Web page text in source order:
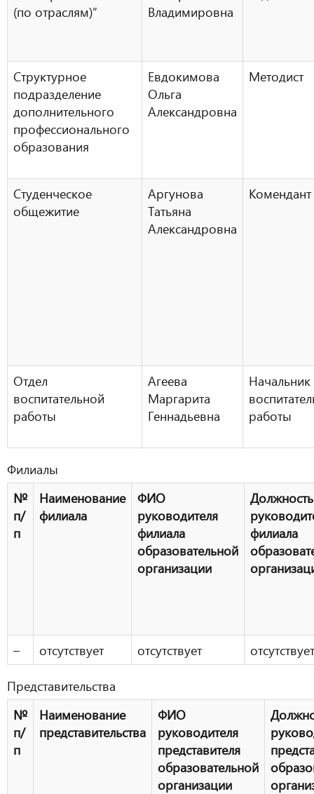
(по отраслям)”
Владимировна
Структурное
подразделение
дополнительного
профессионального
образования
Евдокимова
Ольга
Александровна
Методист
Студенческое
общежитие
Аргунова
Татьяна
Александровна
Комендант
Отдел
воспитательной
работы
Агеева
Маргарита
Геннадьевна
Начальник
работы
Филиалы
№
п/
п
Наименование
филиала
ФИО
руководителя
филиала
образовательной
организации
Должность
филиала
– отсутствует отсутствует отсутствует
Представительства
№
п/
п
Наименование
представительства
ФИО
руководителя
представителя
образовательной
организации